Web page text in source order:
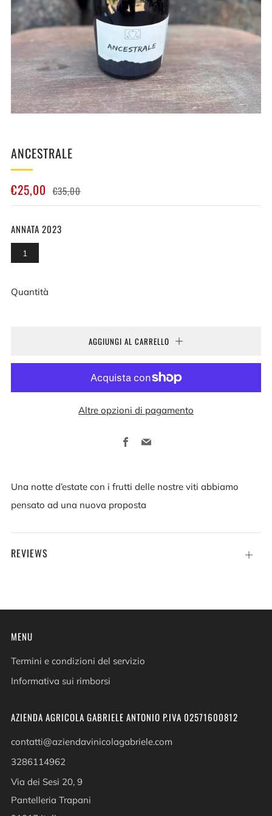
ANCESTRALE
PREZZO
DI
LISTINO
€25,00 PREZZO
IN
OFFERTA
€35,00
ANNATA 2023
1
Quantità
AGGIUNGI AL CARRELLO
Altre opzioni di pagamento
Facebook
Email
Una notte d’estate con i frutti delle nostre viti abbiamo
pensato ad una nuova proposta
REVIEWS
Open
MENU
Termini e condizioni del servizio
Informativa sui rimborsi
AZIENDA AGRICOLA GABRIELE ANTONIO P.IVA 02571600812
contatti@aziendavinicolagabriele.com
3286114962
Via dei Sesi 20, 9
Pantelleria Trapani